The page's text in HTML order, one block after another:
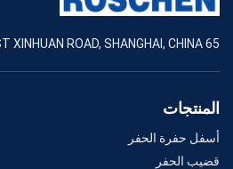
65 EAST XINHUAN ROAD, SHANGHAI, CHINA
المنتجات
أسفل حفرة الحفر
قضيب الحفر